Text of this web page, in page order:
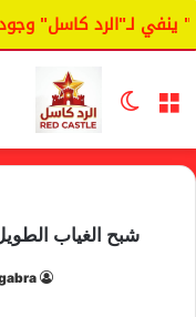
ينفي لـ"الرد كاسل"
القائمة الوضع المظلم
شبح الغياب